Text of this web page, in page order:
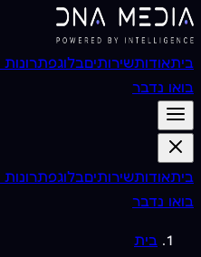
ביתאודותשירותיםבלוגפתרונות AI
בואו נדבר
ביתאודותשירותיםבלוגפתרונות AI
בואו נדבר
בית